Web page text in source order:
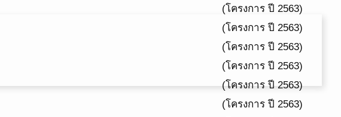
(โครงการ ปี 2563)
(โครงการ ปี 2563)
(โครงการ ปี 2563)
(โครงการ ปี 2563)
(โครงการ ปี 2563)
(โครงการ ปี 2563)